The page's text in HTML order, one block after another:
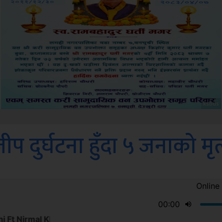
Amb
दुर्घटना हुँदा ५ जनाको